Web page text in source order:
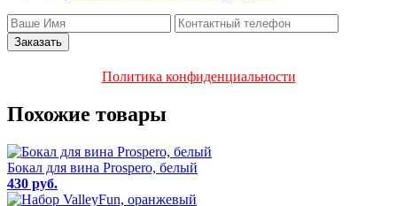
Политика конфиденциальности
Похожие товары
Бокал для вина Prospero, белый
430 руб.